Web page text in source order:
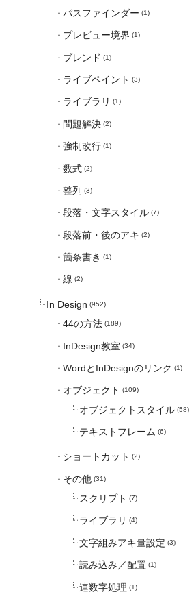
パスファインダー (1)
プレビュー境界 (1)
ブレンド (1)
ライブペイント (3)
ライブラリ (1)
問題解決 (2)
強制改行 (1)
数式 (2)
整列 (3)
段落・文字スタイル (7)
段落前・後のアキ (2)
箇条書き (1)
線 (2)
In Design (952)
44の方法 (189)
InDesign教室 (34)
WordとInDesignのリンク (1)
オブジェクト (109)
オブジェクトスタイル (58)
テキストフレーム (6)
ショートカット (2)
その他 (31)
スクリプト (7)
ライブラリ (4)
文字組みアキ量設定 (3)
読み込み／配置 (1)
連数字処理 (1)